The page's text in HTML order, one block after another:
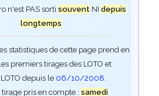
n'est PAS sortisouvent NIdepuis
longtemps
statistiques de cette page prend en
premiers tirages des LOTO et
depuis le 06/10/2008.
tirage pris en compte :samedi